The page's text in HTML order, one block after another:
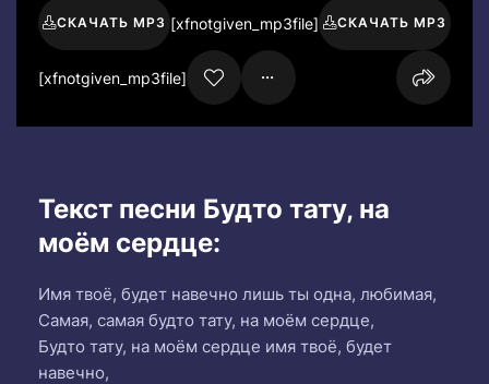
СКАЧАТЬ MP3 [xfnotgiven_mp3file] СКАЧАТЬ MP3
[xfnotgiven_mp3file]
Текст песни Будто тату, на
моём сердце:
Имя твоё, будет навечно лишь ты одна, любимая,
Самая, самая будто тату, на моём сердце,
Будто тату, на моём сердце имя твоё, будет
навечно,